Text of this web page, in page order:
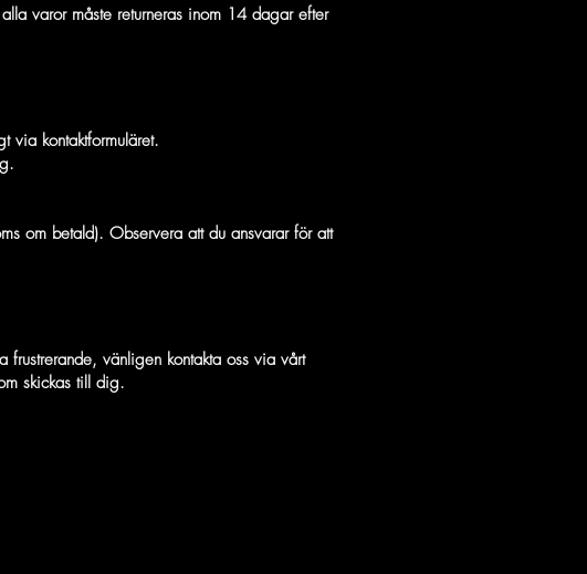
varor måste returneras inom 14 dagar efter
via kontaktformuläret.
om betald). Observera att du ansvarar för att
vänligen kontakta oss via vårt
skickas till dig.